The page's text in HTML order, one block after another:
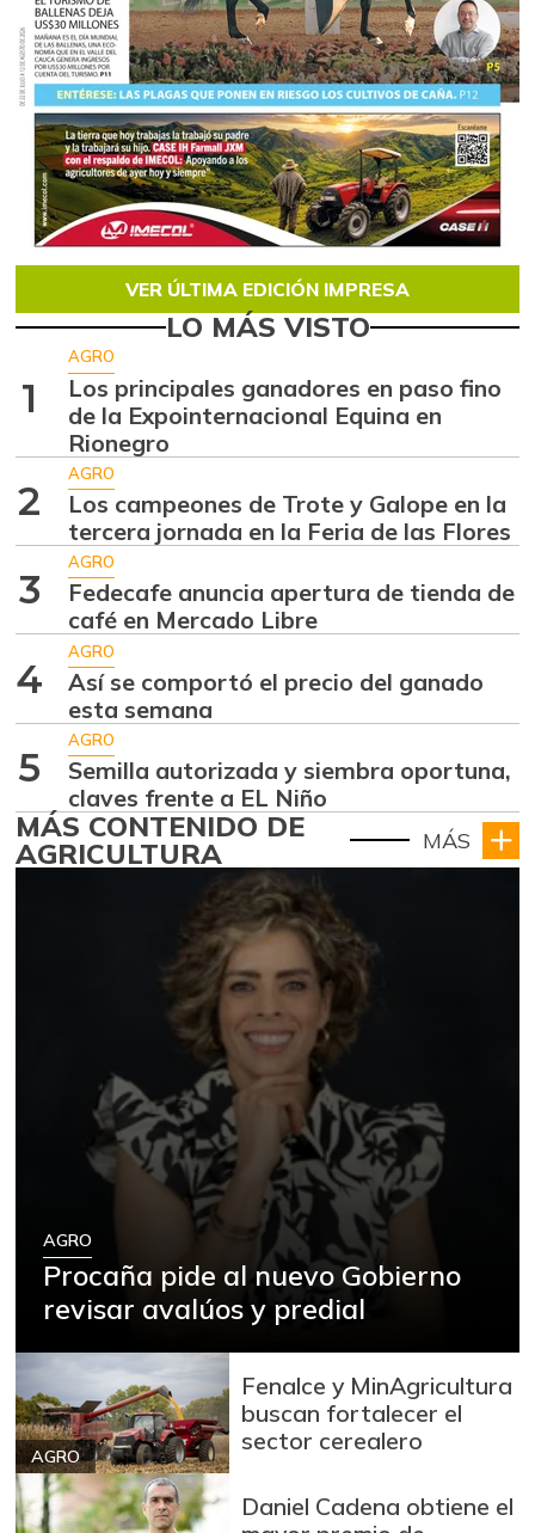
VER ÚLTIMA EDICIÓN IMPRESA
LO MÁS VISTO
1
AGRO
Los principales ganadores en paso fino
de la Expointernacional Equina en
Rionegro
2
AGRO
Los campeones de Trote y Galope en la
tercera jornada en la Feria de las Flores
3
AGRO
Fedecafe anuncia apertura de tienda de
café en Mercado Libre
4
AGRO
Así se comportó el precio del ganado
esta semana
5
AGRO
Semilla autorizada y siembra oportuna,
claves frente a EL Niño
MÁS CONTENIDO DE
AGRICULTURA MÁS
AGRO
Procaña pide al nuevo Gobierno
revisar avalúos y predial
AGRO
Fenalce y MinAgricultura
buscan fortalecer el
sector cerealero
Daniel Cadena obtiene el